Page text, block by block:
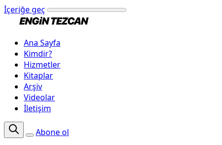
İçeriğe geç
Ana Sayfa
Kimdir?
Hizmetler
Kitaplar
Arşiv
Videolar
İletişim
Abone ol